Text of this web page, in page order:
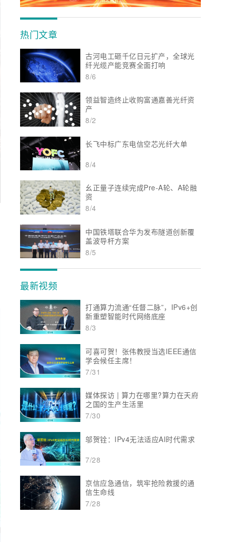
热门文章
古河电工砸千亿日元扩产，全球光
纤光缆产能竞赛全面打响
8/6
领益智造终止收购富通嘉善光纤资
产
8/2
长飞中标广东电信空芯光纤大单
8/4
幺正量子连续完成Pre-A轮、A轮融
资
8/4
中国铁塔联合华为发布隧道创新覆
盖波导杆方案
8/5
最新视频
打通算力流通“任督二脉”，IPv6+创
新重塑智能时代网络底座
8/3
可喜可贺！张伟教授当选IEEE通信
学会候任主席！
7/31
媒体探访 | 算力在哪里?算力在天府
之国的生产生活里
7/30
邬贺铨：IPv4无法适应AI时代需求
7/28
京信应急通信，筑牢抢险救援的通
信生命线
7/28